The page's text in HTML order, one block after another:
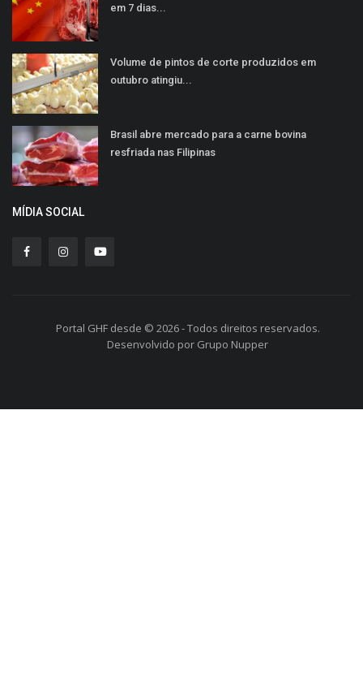
em 7 dias...
Volume de pintos de corte produzidos em
outubro atingiu...
Brasil abre mercado para a carne bovina
resfriada nas Filipinas
MÍDIA SOCIAL
Portal GHF desde © 2026 - Todos direitos reservados.
Desenvolvido por Grupo Nupper